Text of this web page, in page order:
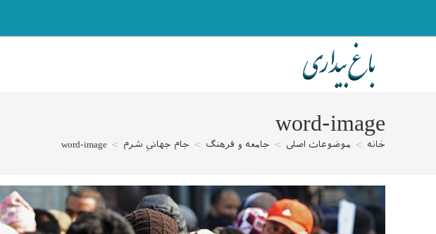
word-image
خانه > موضوعات اصلی > جامعه و فرهنگ > جام جهانیِ شرم >
word-image